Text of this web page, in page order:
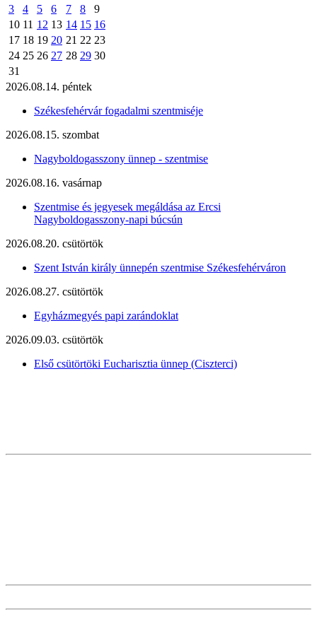
3
4 5 6 7 8
9
10 11 12 13 14 15 16
17 18 19 20 21 22 23
24 25 26 27 28 29 30
31
2026.08.14. péntek
Székesfehérvár fogadalmi szentmiséje
2026.08.15. szombat
Nagyboldogasszony ünnep - szentmise
2026.08.16. vasárnap
Szentmise és jegyesek megáldása az Ercsi
Nagyboldogasszony-napi búcsún
2026.08.20. csütörtök
Szent István király ünnepén szentmise Székesfehérváron
2026.08.27. csütörtök
Egyházmegyés papi zarándoklat
2026.09.03. csütörtök
Első csütörtöki Eucharisztia ünnep (Ciszterci)